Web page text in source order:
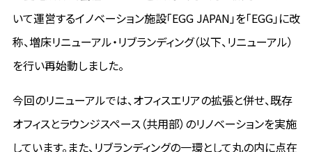
いて運営するイノベーション施設「EGG JAPAN」を「EGG」に改
称、増床リニューアル・リブランディング（以下、リニューアル）
を行い再始動しました。
今回のリニューアルでは、オフィスエリアの拡張と併せ、既存
オフィスとラウンジスペース（共用部）のリノベーションを実施
しています。また、リブランディングの一環として丸の内に点在